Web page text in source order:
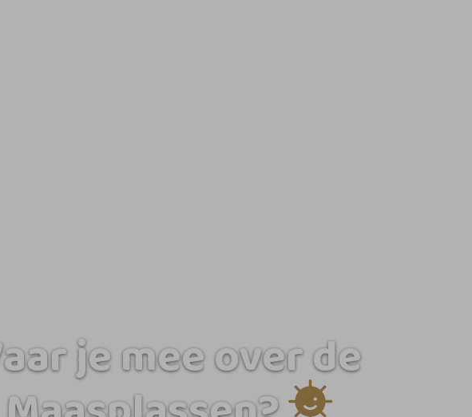
je mee over de